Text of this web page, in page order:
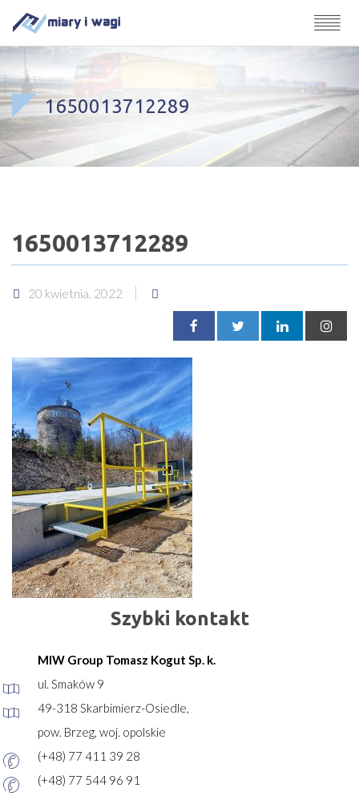
1650013712289
1650013712289
20 kwietnia, 2022
Szybki kontakt
MIW Group Tomasz Kogut Sp. k.
ul. Smaków 9
49-318 Skarbimierz-Osiedle,
pow. Brzeg, woj. opolskie
(+48) 77 411 39 28
(+48) 77 544 96 91